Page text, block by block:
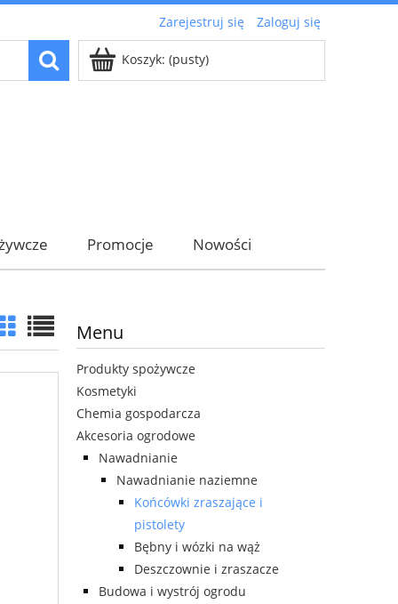
Zarejestruj się Zaloguj się
Koszyk: (pusty)
Promocje Nowości
Menu
Produkty spożywcze
Kosmetyki
Chemia gospodarcza
Akcesoria ogrodowe
Nawadnianie
Nawadnianie naziemne
Końcówki zraszające i
pistolety
Bębny i wózki na wąż
Deszczownie i zraszacze
Budowa i wystrój ogrodu